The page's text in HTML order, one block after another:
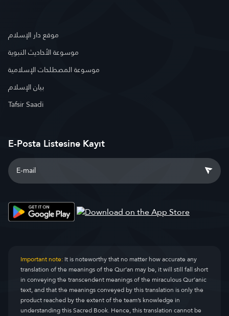
موقع دار الإسلام
موسوعة الأحاديث النبوية
موسوعة المصطلحات الإسلامية
بيان الإسلام
Tafsir Saadi
E-Posta Listesine Kayıt
Important note:It is noteworthy that no matter how accurate any
translation of the meanings of the Qur’an may be, it will still fall short
in conveying the transcendent meanings of the miraculous Qur’anic
text, and that the meanings conveyed by this translation is only the
product reached by the extent of the team’s knowledge in
understanding this Sacred Book. Hence, this translation cannot be